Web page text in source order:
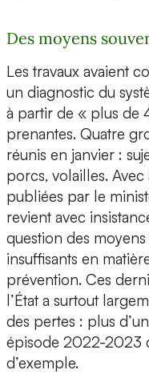
Des moyens
Les travaux avaient
un diagnostic du
à partir de « plus de
prenantes. Quatre
réunis en janvier :
porcs, volailles.
publiées par le
revient avec
question des
insuffisants en
prévention. Ces
l’État a surtout
des pertes : plus
épisode 2022-2023
d’exemple.